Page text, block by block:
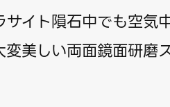
サイト隕石中でも空気
変美しい両面鏡面研磨